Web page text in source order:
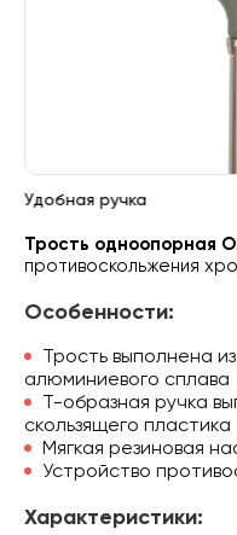
Удобная ручка
Трость одноопорная
противоскольжения
Особенности:
Трость выполнена
алюминиевого сплава
Т-образная ручка
скользящего пластика
Мягкая резиновая
Устройство
Характеристики: